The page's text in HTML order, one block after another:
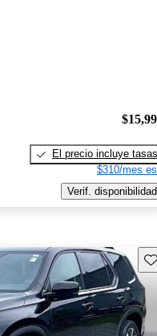
El precio incluye tasas
$310/mes
Verif. disponibilidad